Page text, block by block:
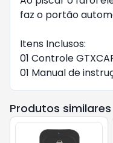
faz o portão
Itens Inclusos:
01 Controle
01 Manual de
Produtos similares